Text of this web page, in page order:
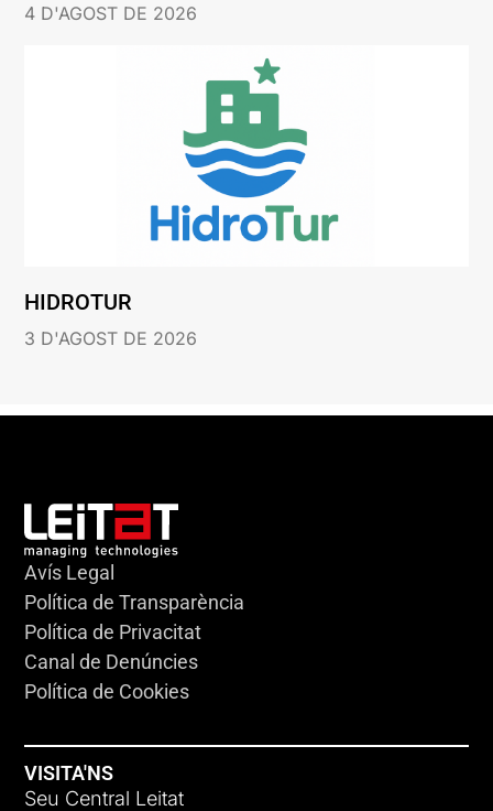
4 D'AGOST DE 2026
HIDROTUR
3 D'AGOST DE 2026
Avís Legal
Política de Transparència
Política de Privacitat
Canal de Denúncies
Política de Cookies
VISITA'NS
Seu Central Leitat